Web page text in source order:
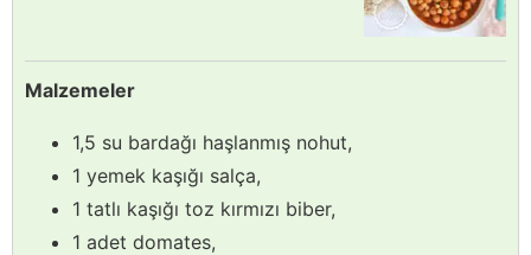
Malzemeler
1,5 su bardağı haşlanmış nohut,
1 yemek kaşığı salça,
1 tatlı kaşığı toz kırmızı biber,
1 adet domates,